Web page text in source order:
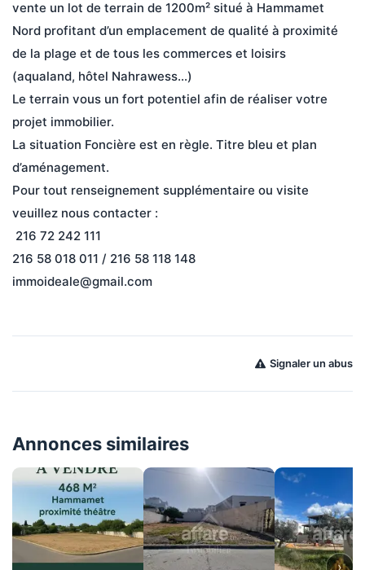
vente un lot de terrain de 1200m² situé à Hammamet
Nord profitant d’un emplacement de qualité à proximité
de la plage et de tous les commerces et loisirs
(aqualand, hôtel Nahrawess…)
Le terrain vous un fort potentiel afin de réaliser votre
projet immobilier.
La situation Foncière est en règle. Titre bleu et plan
d’aménagement.
Pour tout renseignement supplémentaire ou visite
veuillez nous contacter :
216 72 242 111
216 58 018 011 / 216 58 118 148
immoideale@gmail.com
Signaler un abus
Annonces similaires
›